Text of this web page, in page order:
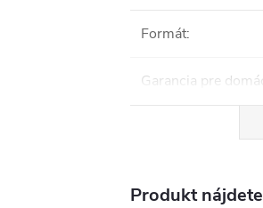
Formát:
Garancia pre
Produkt